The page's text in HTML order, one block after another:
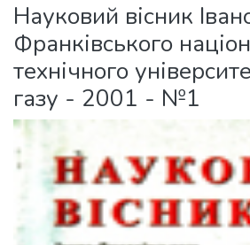
Науковий вісник
Франківського
технічного
газу - 2001 - №1